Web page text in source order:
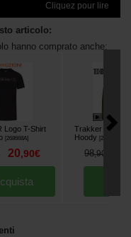
Cliquez pour lire
articolo:
hanno comprato anche:
Logo T-Shirt
[268668A]
20,90€
Trakker
Hoody
[268963A
98,90